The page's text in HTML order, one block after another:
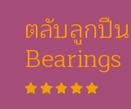
ตลับลูกปื
Bearings